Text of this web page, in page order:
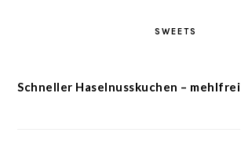
SWEETS
Schneller Haselnusskuchen – mehlfrei